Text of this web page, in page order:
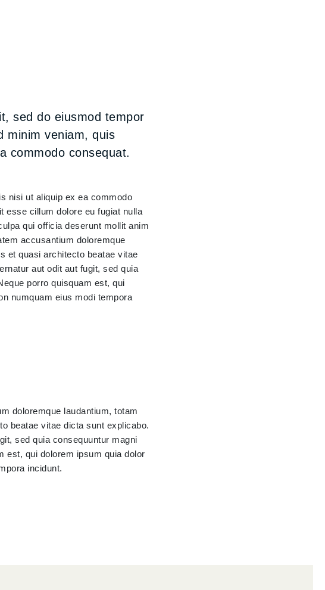
sed do eiusmod tempor
minim veniam, quis
commodo consequat.
nisi ut aliquip ex ea commodo
esse cillum dolore eu fugiat nulla
qui officia deserunt mollit anim
accusantium doloremque
et quasi architecto beatae vitae
aut odit aut fugit, sed quia
porro quisquam est, qui
numquam eius modi tempora
doloremque laudantium, totam
beatae vitae dicta sunt explicabo.
sed quia consequuntur magni
est, qui dolorem ipsum quia dolor
incidunt.